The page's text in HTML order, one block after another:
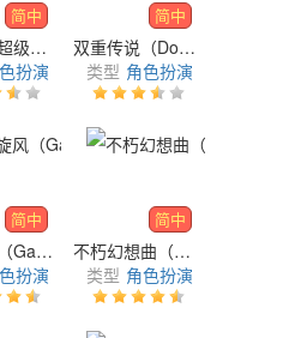
简中
我的英雄超级冲击（MY HERO ULTRA IMPACT）
扮演
简中
双重传说（Double Legend）
类型 角色扮演
简中
银河旋风（GalaxyTornado）
扮演
简中
不朽幻想曲（Eternal Fantasia）
类型 角色扮演